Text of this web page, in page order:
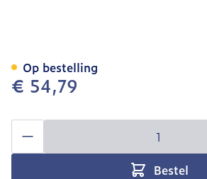
€ 54,79
Aantal
Bestel
Op bestelling